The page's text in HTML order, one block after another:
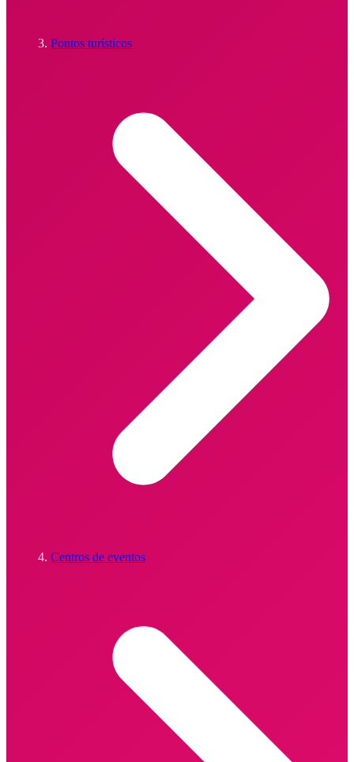
Pontos turísticos
Centros de eventos